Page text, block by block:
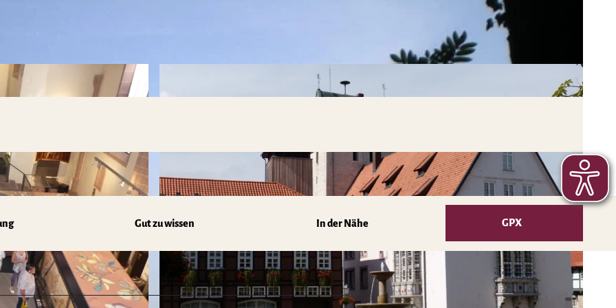
Gut zu wissen In der Nähe GPX